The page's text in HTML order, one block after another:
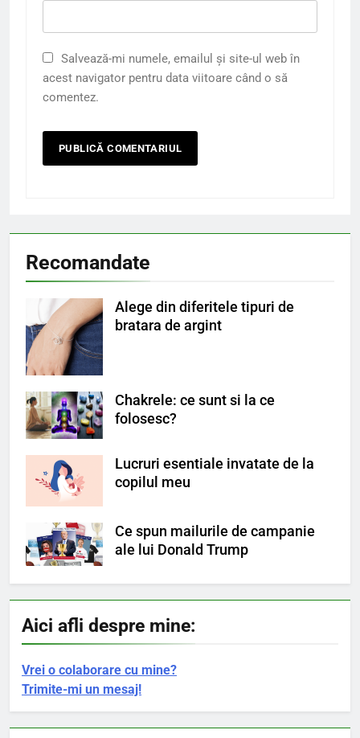
Salvează-mi numele, emailul și site-ul web în
acest navigator pentru data viitoare când o să
comentez.
Recomandate
Alege din diferitele tipuri de
bratara de argint
Chakrele: ce sunt si la ce
folosesc?
Lucruri esentiale invatate de la
copilul meu
Ce spun mailurile de campanie
ale lui Donald Trump
Aici afli despre mine:
Vrei o colaborare cu mine?
Trimite-mi un mesaj!